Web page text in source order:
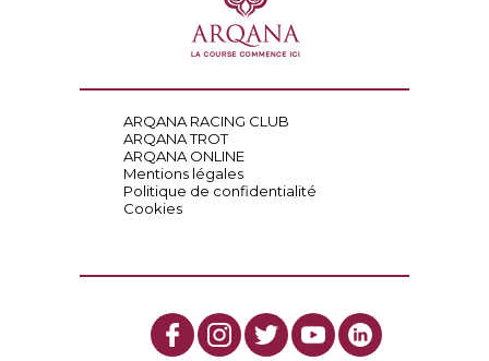
ARQANA RACING CLUB
ARQANA TROT
ARQANA ONLINE
Mentions légales
Politique de confidentialité
Cookies